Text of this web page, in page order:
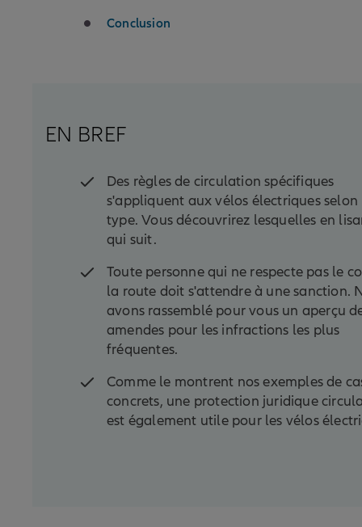
Conclusion
EN BREF
Des règles de circulation spécifiques
s'appliquent aux vélos électriques selon
type. Vous découvrirez lesquelles en
qui suit.
Toute personne qui ne respecte pas le
la route doit s'attendre à une sanction.
avons rassemblé pour vous un aperçu
amendes pour les infractions les plus
fréquentes.
Comme le montrent nos exemples de
concrets, une protection juridique
est également utile pour les vélos